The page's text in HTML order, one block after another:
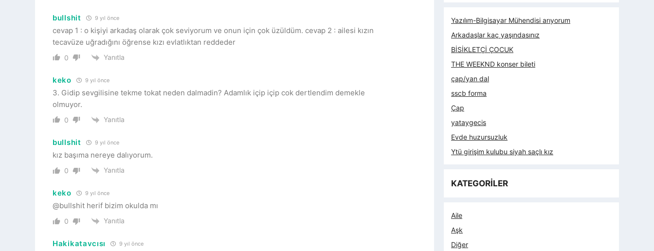
bullshit 9 yıl önce
cevap 1 : o kişiyi arkadaş olarak çok seviyorum ve onun için çok üzüldüm. cevap 2 : ailesi kızın
tecavüze uğradığını öğrense kızı evlatlıktan reddeder
0 Yanıtla
keko 9 yıl önce
3. Gidip sevgilisine tekme tokat neden dalmadin? Adamlık içip içip cok dertlendim demekle
olmuyor.
0 Yanıtla
bullshit 9 yıl önce
kız başıma nereye dalıyorum.
0 Yanıtla
keko 9 yıl önce
@bullshit herif bizim okulda mı
0 Yanıtla
Hakikatavcısı 9 yıl önce
Yazılım-Bilgisayar Mühendisi arıyorum
Arkadaşlar kaç yaşındasınız
BİSİKLETÇİ ÇOCUK
THE WEEKND konser bileti
çap/yan dal
sscb forma
Çap
yataygecis
Evde huzursuzluk
Ytü girişim kulubu siyah saçlı kız
KATEGORİLER
Aile
Aşk
Diğer